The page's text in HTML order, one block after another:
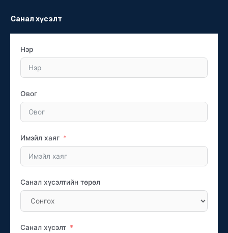
Санал хүсэлт
Нэр
Овог
Имэйл хаяг
Санал хүсэлтийн төрөл
Санал хүсэлт